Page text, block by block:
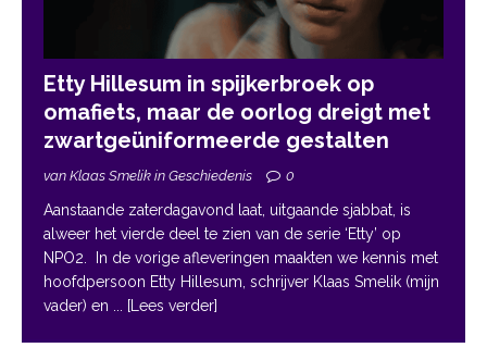
Etty Hillesum in spijkerbroek op
omafiets, maar de oorlog dreigt met
zwartgeüniformeerde gestalten
van Klaas Smelik in Geschiedenis 0
Aanstaande zaterdagavond laat, uitgaande sjabbat, is
alweer het vierde deel te zien van de serie ‘Etty’ op
NPO2. In de vorige afleveringen maakten we kennis met
hoofdpersoon Etty Hillesum, schrijver Klaas Smelik (mijn
vader) en
... [Lees verder]